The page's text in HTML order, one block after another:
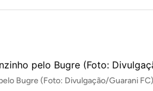
Bugre (Foto: Divulgação/Guarani FC)